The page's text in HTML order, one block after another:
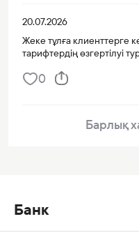
20.07.2026
Жеке тұлға клиенттерге
тарифтердің өзгертілуі
0
Барлық
Банк